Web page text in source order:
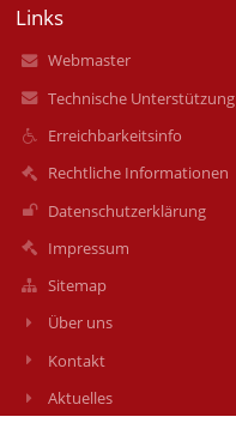
Links
Webmaster
Technische Unterstützung
Erreichbarkeitsinfo
Rechtliche Informationen
Datenschutzerklärung
Impressum
Sitemap
Über uns
Kontakt
Aktuelles